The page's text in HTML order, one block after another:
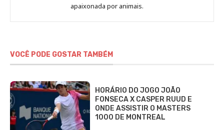
Fabbri
apaixonada por animais.
VOCÊ PODE GOSTAR TAMBÉM
HORÁRIO DO JOGO JOÃO
FONSECA X CASPER RUUD E
ONDE ASSISTIR O MASTERS
1000 DE MONTREAL